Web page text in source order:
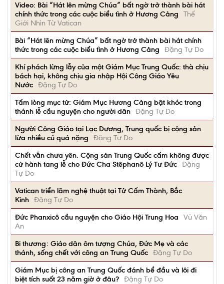
Video: Bài “Hát lên mừng Chúa” bất ngờ trở thành bài hát
chính thức trong các cuộc biểu tình ở Hương Cảng
Thế
Giới Nhìn Từ Vatican
Bài “Hát lên mừng Chúa” bất ngờ trở thành bài hát chính
thức trong các cuộc biểu tình ở Hương Cảng
Đặng Tự Do
Khí phách lừng lẫy của một Giám Mục Trung Quốc: thà chịu
bách hại, không chịu gia nhập Hội Công Giáo Yêu
Nước Đặng Tự Do
Tấm lòng mục tử: Giám Mục Hương Cảng bật khóc trong
thánh lễ cầu nguyện cho người dân Đặng Tự Do
Người Công Giáo tại Lạc Dương, Trung quốc bị cộng sản
lừa nhiều cú quá nặng
Đặng Tự Do
Chết vẫn chưa yên. Cộng sản Trung Quốc cấm không được
cử hành tang lễ cho Đức Cha Stêphanô Lý Tư Đức Đặng
Tự Do
Vatican triển lãm nghệ thuật tại Tử Cấm Thành, Bắc
Kinh Đặng Tự Do
Đức Phanxicô cầu nguyện cho Giáo Hội Trung Hoa
Vũ Văn
An
Bi thương: Giáo dân ôm tượng Chúa, Đức Mẹ và các
thánh, sống chết với công an Trung Quốc Đặng Tự Do
Giám Mục bị công an Trung Quốc đánh bể đầu và lôi đi
biệt tích suốt 23 năm giờ ở đâu? Đặng Tự Do